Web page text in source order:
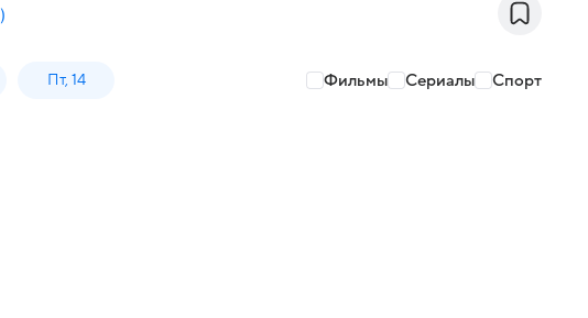
)
Пт, 14 Фильмы Сериалы Спорт